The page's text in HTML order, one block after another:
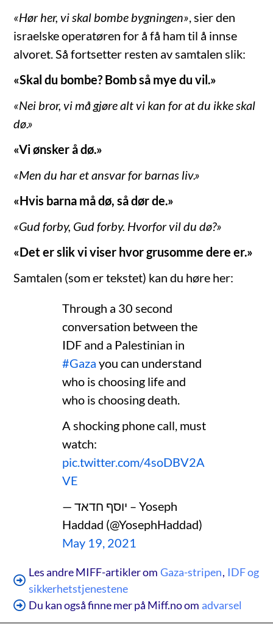
«Hør her, vi skal bombe bygningen», sier den
israelske operatøren for å få ham til å innse
alvoret. Så fortsetter resten av samtalen slik:
«Skal du bombe? Bomb så mye du vil.»
«Nei bror, vi må gjøre alt vi kan for at du ikke skal
dø.»
«Vi ønsker å dø.»
«Men du har et ansvar for barnas liv.»
«Hvis barna må dø, så dør de.»
«Gud forby, Gud forby. Hvorfor vil du dø?»
«Det er slik vi viser hvor grusomme dere er.»
Samtalen (som er tekstet) kan du høre her:
Through a 30 second
conversation between the
IDF and a Palestinian in
#Gaza you can understand
who is choosing life and
who is choosing death.
A shocking phone call, must
watch:
pic.twitter.com/4soDBV2A
VE
— יוסף חדאד – Yoseph
Haddad (@YosephHaddad)
May 19, 2021
Les andre MIFF-artikler om Gaza-stripen, IDF og
sikkerhetstjenestene
Du kan også finne mer på Miff.no om advarsel